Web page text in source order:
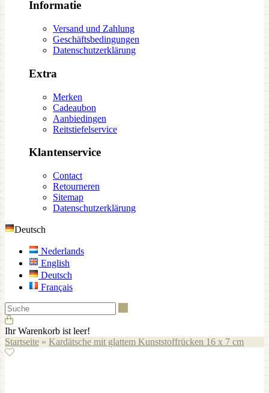
Informatie
Versand und Zahlung
Geschäftsbedingungen
Datenschutzerklärung
Extra
Merken
Cadeaubon
Aanbiedingen
Reitstiefelservice
Klantenservice
Contact
Retourneren
Sitemap
Datenschutzerklärung
Deutsch
Nederlands
English
Deutsch
Français
Ihr Warenkorb ist leer!
Startseite » Kardätsche mit glattem Kunststoffrücken 16 x 7 cm